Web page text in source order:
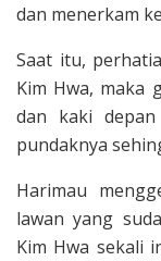
dan menerkam
Saat itu,
Kim Hwa, maka
dan kaki
pundaknya
Harimau
lawan yang
Kim Hwa sekali